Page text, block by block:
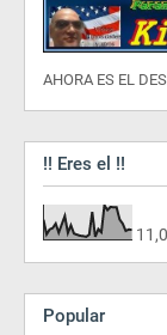
AHORA ES EL
!! Eres el !!
Popular